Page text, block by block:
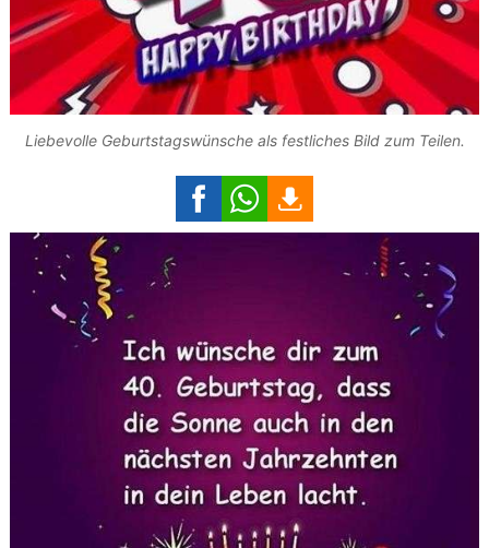
Liebevolle Geburtstagswünsche als festliches Bild zum Teilen.